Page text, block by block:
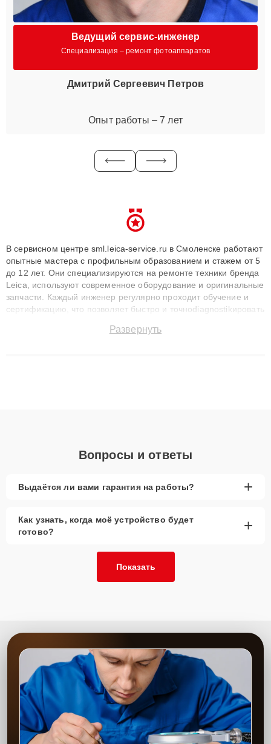
Ведущий сервис-инженер
Специализация – ремонт фотоаппаратов
Дмитрий Сергеевич Петров
Опыт работы – 7 лет
В сервисном центре sml.leica-service.ru в Смоленске работают
опытные мастера с профильным образованием и стажем от 5
до 12 лет. Они специализируются на ремонте техники бренда
Leica, используют современное оборудование и оригинальные
запчасти. Каждый инженер регулярно проходит обучение и
сертификацию, что позволяет быстро и точноdiagnostikировать
до 3 лет. Наши мастера решают сложные случаи: от замены
Развернуть
Вопросы и ответы
Выдаётся ли вами гарантия на работы? +
Как узнать, когда моё устройство будет
готово?
+
Показать